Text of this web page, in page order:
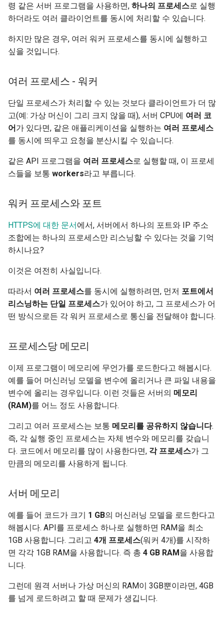
령 같은 서버 프로그램을 사용하면, 하나의 프로세스로 실행
하더라도 여러 클라이언트를 동시에 처리할 수 있습니다.
하지만 많은 경우, 여러 워커 프로세스를 동시에 실행하고
싶을 것입니다.
여러 프로세스 - 워커
단일 프로세스가 처리할 수 있는 것보다 클라이언트가 더 많
고(예: 가상 머신이 그리 크지 않을 때), 서버 CPU에 여러 코
어가 있다면, 같은 애플리케이션을 실행하는 여러 프로세스
를 동시에 띄우고 요청을 분산시킬 수 있습니다.
같은 API 프로그램을 여러 프로세스로 실행할 때, 이 프로세
스들을 보통 workers라고 부릅니다.
워커 프로세스와 포트
HTTPS에 대한 문서에서, 서버에서 하나의 포트와 IP 주소
조합에는 하나의 프로세스만 리스닝할 수 있다는 것을 기억
하시나요?
이것은 여전히 사실입니다.
따라서 여러 프로세스를 동시에 실행하려면, 먼저 포트에서
리스닝하는 단일 프로세스가 있어야 하고, 그 프로세스가 어
떤 방식으로든 각 워커 프로세스로 통신을 전달해야 합니다.
프로세스당 메모리
이제 프로그램이 메모리에 무언가를 로드한다고 해봅시다.
예를 들어 머신러닝 모델을 변수에 올리거나 큰 파일 내용을
변수에 올리는 경우입니다. 이런 것들은 서버의 메모리
(RAM)를 어느 정도 사용합니다.
그리고 여러 프로세스는 보통 메모리를 공유하지 않습니다.
즉, 각 실행 중인 프로세스는 자체 변수와 메모리를 갖습니
다. 코드에서 메모리를 많이 사용한다면, 각 프로세스가 그
만큼의 메모리를 사용하게 됩니다.
서버 메모리
예를 들어 코드가 크기 1 GB의 머신러닝 모델을 로드한다고
해봅시다. API를 프로세스 하나로 실행하면 RAM을 최소
1GB 사용합니다. 그리고 4개 프로세스(워커 4개)를 시작하
면 각각 1GB RAM을 사용합니다. 즉 총 4 GB RAM을 사용합
니다.
그런데 원격 서버나 가상 머신의 RAM이 3GB뿐이라면, 4GB
를 넘게 로드하려고 할 때 문제가 생깁니다. 🚨